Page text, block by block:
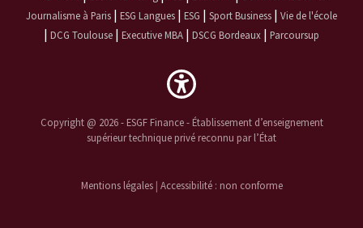
Journalisme à Paris | ESG Langues | ESG | Sport Business | Vie de l'école
| DCG Toulouse | Executive MBA | DSCG Bordeaux | Parcoursup
Copyright @ 2026 - ESGF Finance - Établissement d’enseignement
supérieur technique privé reconnu par l’État
Mentions légales| Accessibilité : non conforme